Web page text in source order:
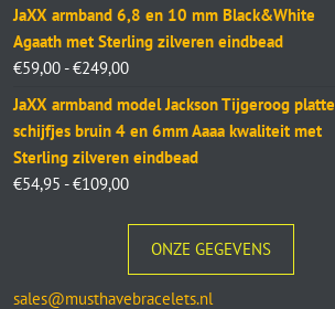
JaXX armband 6,8 en 10 mm Black&White
Agaath met Sterling zilveren eindbead
€59,00 - €249,00
JaXX armband model Jackson Tijgeroog platte
schijfjes bruin 4 en 6mm Aaaa kwaliteit met
Sterling zilveren eindbead
€54,95 - €109,00
ONZE GEGEVENS
sales@musthavebracelets.nl